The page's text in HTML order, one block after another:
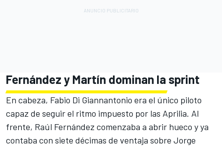
Fernández y Martín dominan la sprint
En cabeza, Fabio Di Giannantonio era el único piloto
capaz de seguir el ritmo impuesto por las Aprilia. Al
frente, Raúl Fernández comenzaba a abrir hueco y ya
contaba con siete décimas de ventaja sobre Jorge